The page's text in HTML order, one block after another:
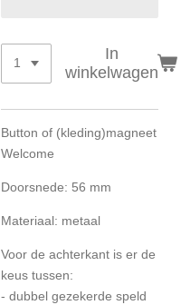
In
winkelwagen
Button of (kleding)magneet
Welcome
Doorsnede: 56 mm
Materiaal: metaal
Voor de achterkant is er de
keus tussen:
- dubbel gezekerde speld